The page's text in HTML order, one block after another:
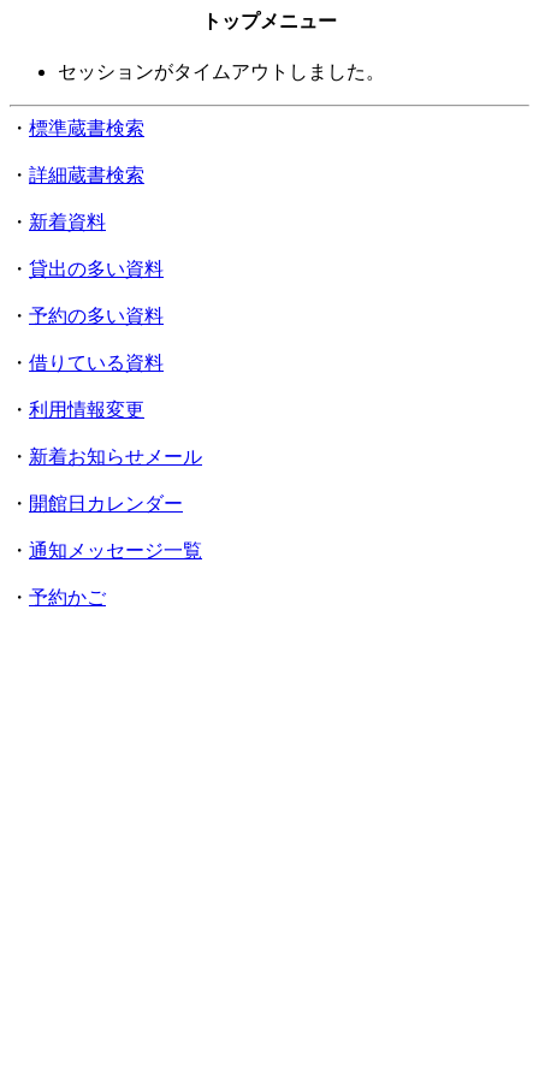
トップメニュー
セッションがタイムアウトしました。
・ 標準蔵書検索
・ 詳細蔵書検索
・ 新着資料
・ 貸出の多い資料
・ 予約の多い資料
・ 借りている資料
・ 利用情報変更
・ 新着お知らせメール
・ 開館日カレンダー
・ 通知メッセージ一覧
・ 予約かご